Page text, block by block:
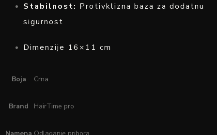
Stabilnost: Protivklizna baza za dodatnu
sigurnost
Dimenzije 16×11 cm
Boja Crna
Brand HairTime pro